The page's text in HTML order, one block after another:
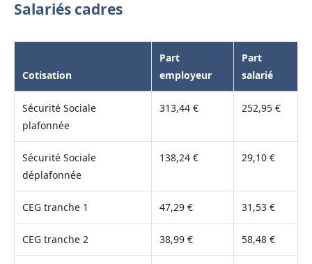
Salariés cadres
Cotisation
Part
employeur
Part
salarié
Sécurité Sociale
plafonnée
313,44 € 252,95 €
Sécurité Sociale
déplafonnée
138,24 € 29,10 €
CEG tranche 1 47,29 € 31,53 €
CEG tranche 2 38,99 € 58,48 €